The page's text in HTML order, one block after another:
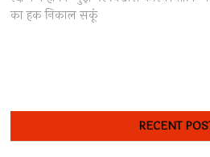
का हक निकाल सकूं
RECENT